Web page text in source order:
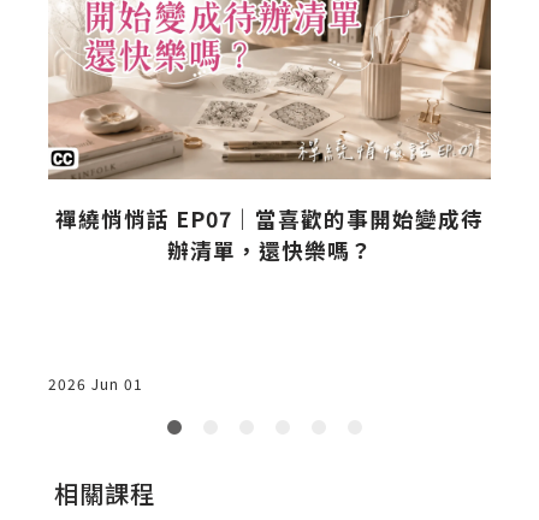
禪繞悄悄話 EP07｜當喜歡的事開始變成待
辦清單，還快樂嗎？
2026 Jun 01
相關課程